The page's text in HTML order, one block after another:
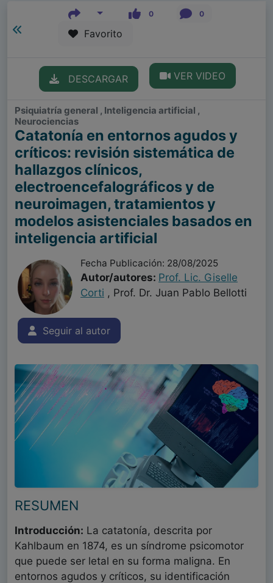
0 0
Favorito
DESCARGAR VER VIDEO
Psiquiatría general , Inteligencia artificial ,
Neurociencias
Catatonía en entornos agudos y
críticos: revisión sistemática de
hallazgos clínicos,
electroencefalográficos y de
neuroimagen, tratamientos y
modelos asistenciales basados en
inteligencia artificial
Fecha Publicación: 28/08/2025
Autor/autores: Prof. Lic. Giselle
Corti , Prof. Dr. Juan Pablo Bellotti
Seguir al autor
RESUMEN
Introducción: La catatonía, descrita por
Kahlbaum en 1874, es un síndrome psicomotor
que puede ser letal en su forma maligna. En
entornos agudos y críticos, su identificación